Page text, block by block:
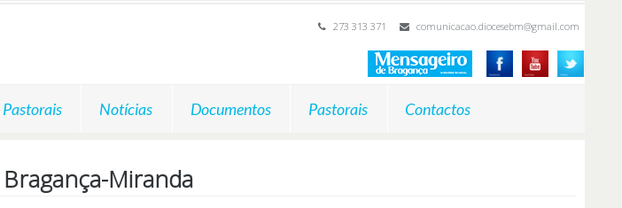
273 313 371 comunicacao.diocesebm@gmail.com
Notícias Documentos Pastorais Contactos
Miranda